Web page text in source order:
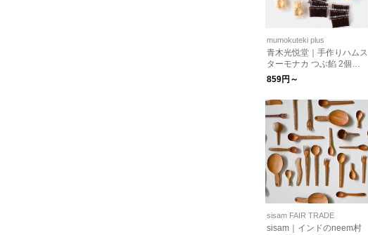
mumokuteki plus
青木光悦堂｜手作りハムス
ターモナカ つぶ餡 2個入
り・6個入り
859円～
sisam FAIR TRADE
sisam｜インドのneem村